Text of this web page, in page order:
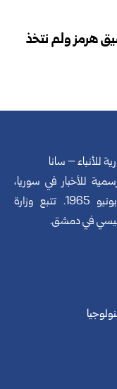
هرمز ولم نتخذ
للأنباء – سانا
للأخبار في سوريا،
تأسست في 24 يونيو 1965. تتبع وزارة
في دمشق.